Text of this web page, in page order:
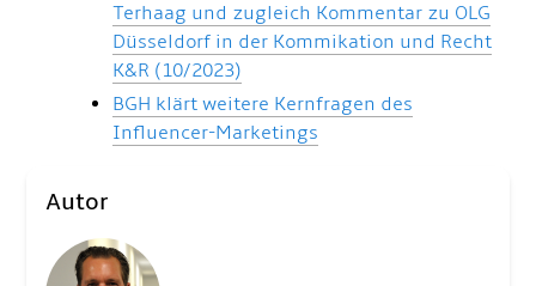
Autor
Terhaag und zugleich Kommentar zu OLG
Düsseldorf in der Kommikation und Recht
K&R (10/2023)
BGH klärt weitere Kernfragen des
Influencer-Marketings